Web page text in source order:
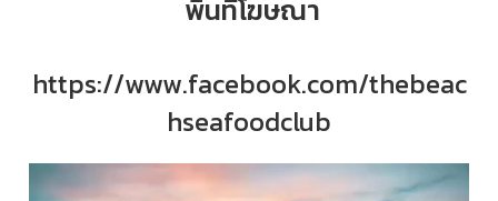
พื้นที่โฆษณา
https://www.facebook.com/thebeac
hseafoodclub